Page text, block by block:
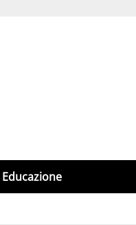
Educazione